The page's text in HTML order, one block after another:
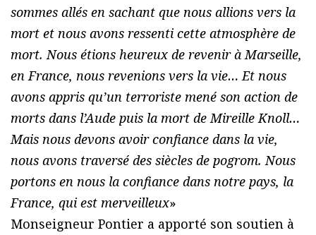
sommes allés en sachant que nous allions vers la
mort et nous avons ressenti cette atmosphère de
mort. Nous étions heureux de revenir à Marseille,
en France, nous revenions vers la vie… Et nous
avons appris qu’un terroriste mené son action de
morts dans l’Aude puis la mort de Mireille Knoll…
Mais nous devons avoir confiance dans la vie,
nous avons traversé des siècles de pogrom. Nous
portons en nous la confiance dans notre pays, la
France, qui est merveilleux»
Monseigneur Pontier a apporté son soutien à